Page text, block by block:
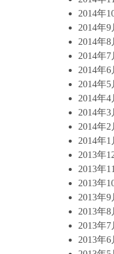
2014年
2014年9
2014年8
2014年7
2014年6
2014年5
2014年4
2014年3
2014年2
2014年1
2013年
2013年
2013年
2013年9
2013年8
2013年7
2013年6